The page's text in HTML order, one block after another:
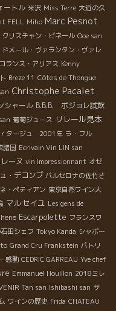
ートル 米沢 Miss Terre 大近の久
FELL Miho Marc Pesnot
クリスチャン・ビネール Ooe san
ドメール・ヴァランタン・ヴァレ
ロランス・アリアス Kenny
Breze 11 Côtes de Thongue
Christophe Pacalet
シャール B.B.B. ボジョレ試飲
葡萄ジュース リレール見本
タージュ 2001年 ラ・フル
諸国 Ecrivain Vin LIN san
ーヌ vin impressionnant オゼ
・デコンブ バルセロナの佐竹さ
・ペティアン 東京自然ワイン大
マルセイユ Les gens de
Escarpolette フランスワ
田シェフ Tokyo Kanda シャポー
Grand Cru Frankstein パトリ
感動 CEDRIC GARREAU Yve chef
Emmanuel Houillon 2018ミレ
Tan san Ishibashi san サ
ワインの歴史 Frida CHATEAU